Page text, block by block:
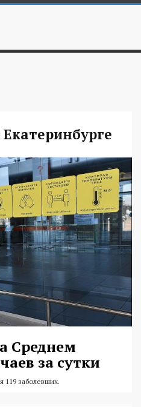
Среднем
за сутки
119 заболевших.